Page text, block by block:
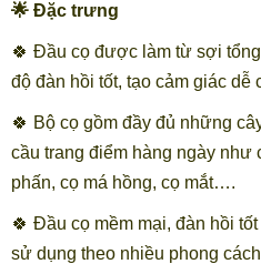
🌟 Đặc trưng
🍀 Đầu cọ được làm từ sợi
độ đàn hồi tốt, tạo cảm giác dễ
🍀 Bộ cọ gồm đầy đủ những
cầu trang điểm hàng ngày như
phấn, cọ má hồng, cọ mắt….
🍀 Đầu cọ mềm mại, đàn hồi
sử dụng theo nhiều phong